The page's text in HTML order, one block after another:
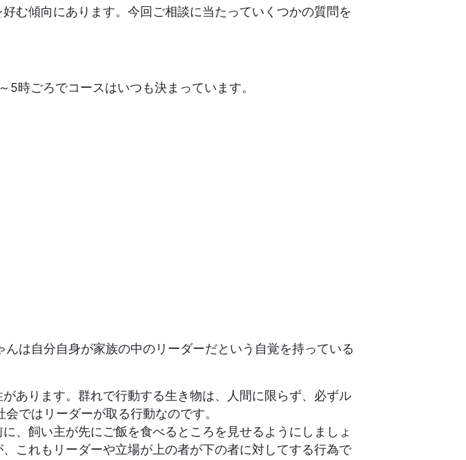
む傾向にあります。今回ご相談に当たっていくつかの質問を
時ごろでコースはいつも決まっています。
は自分自身が家族の中のリーダーだという自覚を持っている
あります。群れで行動する生き物は、人間に限らず、必ずル
ではリーダーが取る行動なのです。
、飼い主が先にご飯を食べるところを見せるようにしましょ
これもリーダーや立場が上の者が下の者に対してする行為で